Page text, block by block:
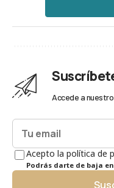
Accede a
Acepto la política de
Podrás darte de baja